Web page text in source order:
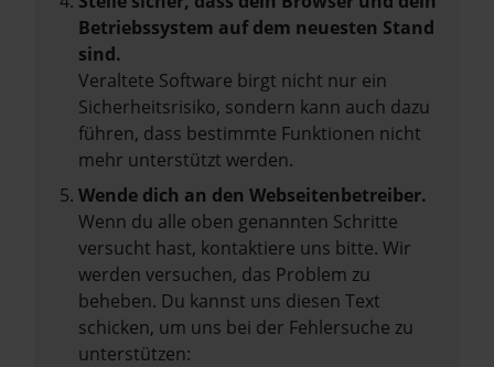
Betriebssystem auf dem neuesten Stand
sind.
Veraltete Software birgt nicht nur ein
Sicherheitsrisiko, sondern kann auch dazu
führen, dass bestimmte Funktionen nicht
mehr unterstützt werden.
Wende dich an den Webseitenbetreiber.
Wenn du alle oben genannten Schritte
versucht hast, kontaktiere uns bitte. Wir
werden versuchen, das Problem zu
beheben. Du kannst uns diesen Text
schicken, um uns bei der Fehlersuche zu
unterstützen: